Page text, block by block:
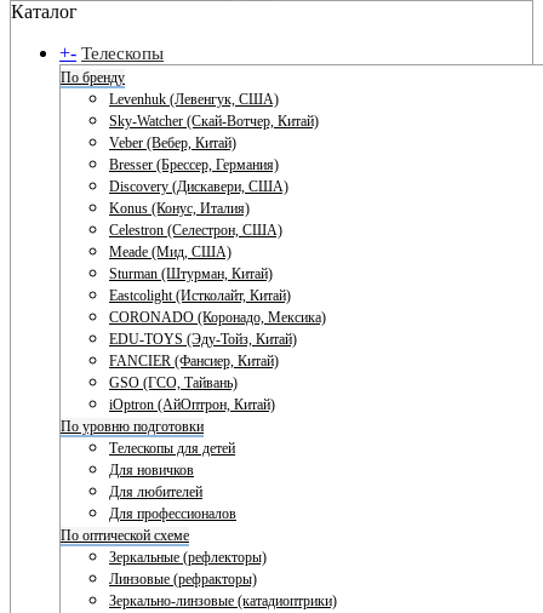
Каталог
+- Телескопы
По бренду
Levenhuk (Левенгук, США)
Sky-Watcher (Скай-Вотчер, Китай)
Veber (Вебер, Китай)
Bresser (Брессер, Германия)
Discovery (Дискавери, США)
Konus (Конус, Италия)
Celestron (Селестрон, США)
Meade (Мид, США)
Sturman (Штурман, Китай)
Eastcolight (Истколайт, Китай)
CORONADO (Коронадо, Мексика)
EDU-TOYS (Эду-Тойз, Китай)
FANCIER (Фансиер, Китай)
GSO (ГСО, Тайвань)
iOptron (АйОптрон, Китай)
По уровню подготовки
Телескопы для детей
Для новичков
Для любителей
Для профессионалов
По оптической схеме
Зеркальные (рефлекторы)
Линзовые (рефракторы)
Зеркально-линзовые (катадиоптрики)